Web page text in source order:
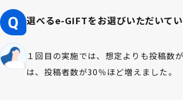
選べるe-GIFTをお選びいただいて
１回目の実施では、想定よりも投稿数
は、投稿者数が30％ほど増えました。